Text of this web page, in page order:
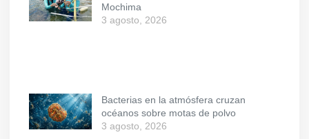
Mochima
3 agosto, 2026
Bacterias en la atmósfera cruzan
océanos sobre motas de polvo
3 agosto, 2026